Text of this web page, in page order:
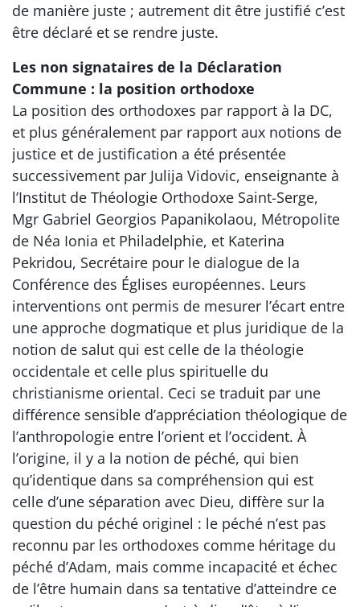
de manière juste ; autrement dit être justifié c’est
être déclaré et se rendre juste.
Les non signataires de la Déclaration
Commune : la position orthodoxe
La position des orthodoxes par rapport à la DC,
et plus généralement par rapport aux notions de
justice et de justification a été présentée
successivement par Julija Vidovic, enseignante à
l’Institut de Théologie Orthodoxe Saint-Serge,
Mgr Gabriel Georgios Papanikolaou, Métropolite
de Néa Ionia et Philadelphie, et Katerina
Pekridou, Secrétaire pour le dialogue de la
Conférence des Églises européennes. Leurs
interventions ont permis de mesurer l’écart entre
une approche dogmatique et plus juridique de la
notion de salut qui est celle de la théologie
occidentale et celle plus spirituelle du
christianisme oriental. Ceci se traduit par une
différence sensible d’appréciation théologique de
l’anthropologie entre l’orient et l’occident. À
l’origine, il y a la notion de péché, qui bien
qu’identique dans sa compréhension qui est
celle d’une séparation avec Dieu, diffère sur la
question du péché originel : le péché n’est pas
reconnu par les orthodoxes comme héritage du
péché d’Adam, mais comme incapacité et échec
de l’être humain dans sa tentative d’atteindre ce